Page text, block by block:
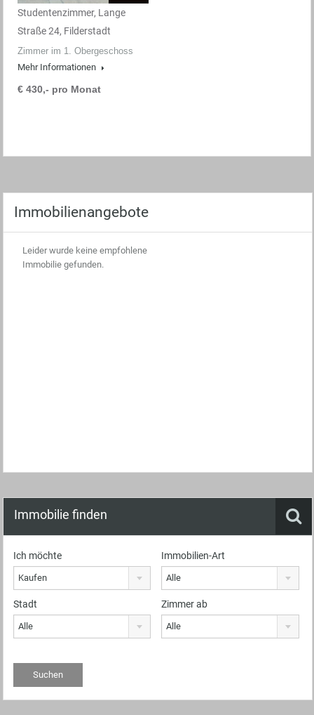
Studentenzimmer, Lange
Straße 24, Filderstadt
Zimmer im 1. Obergeschoss
Mehr Informationen
€ 430,- pro Monat
Immobilienangebote
Leider wurde keine empfohlene
Immobilie gefunden.
Immobilie finden
Ich möchte
Kaufen
Immobilien-Art
Alle
Stadt
Alle
Zimmer ab
Alle